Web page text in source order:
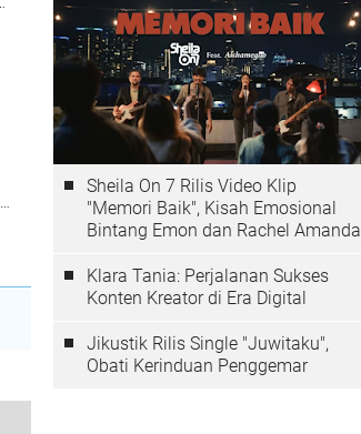
Sheila On 7 Rilis Video Klip
"Memori Baik", Kisah Emosional
Bintang Emon dan Rachel Amanda
Klara Tania: Perjalanan Sukses
Konten Kreator di Era Digital
Jikustik Rilis Single "Juwitaku",
Obati Kerinduan Penggemar